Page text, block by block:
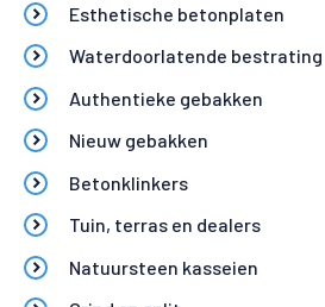
Esthetische betonplaten
Waterdoorlatende bestrating
Authentieke gebakken
Nieuw gebakken
Betonklinkers
Tuin, terras en dealers
Natuursteen kasseien